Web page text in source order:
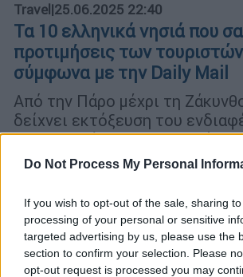
Do Not Process My Personal
If you wish to opt-out of the sale, sharing
processing of your personal or sensitive
targeted advertising by us, please use the
section to confirm your selection. Please
opt-out request is processed you may
Travel|25.06.2025 22:40
Τα 10 ελληνικά νησιά που
προτιμήσεις των
σύμφωνα με την Daily Mail
Από την Πάρο μέχρι τη
δείχνει εκτόξευση του
συγκεκριμένους ελληνικούς